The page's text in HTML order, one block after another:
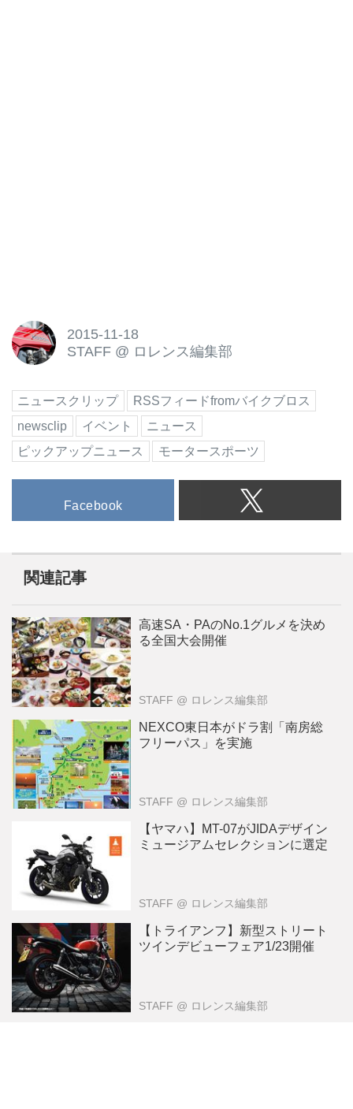
2015-11-18
STAFF @ ロレンス編集部
ニュースクリップ
RSSフィードfromバイクブロス
newsclip
イベント
ニュース
ピックアップニュース
モータースポーツ
Facebook
関連記事
高速SA・PAのNo.1グルメを決め
る全国大会開催
STAFF @ ロレンス編集部
NEXCO東日本がドラ割「南房総
フリーパス」を実施
STAFF @ ロレンス編集部
【ヤマハ】MT-07がJIDAデザイン
ミュージアムセレクションに選定
STAFF @ ロレンス編集部
【トライアンフ】新型ストリート
ツインデビューフェア1/23開催
STAFF @ ロレンス編集部